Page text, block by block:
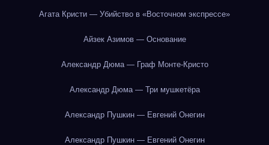
Агата Кристи — Убийство в «Восточном экспрессе»
Айзек Азимов — Основание
Александр Дюма — Граф Монте-Кристо
Александр Дюма — Три мушкетёра
Александр Пушкин — Евгений Онегин
Александр Пушкин — Евгений Онегин